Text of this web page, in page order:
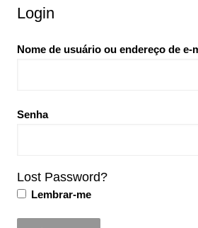
Login
Nome de usuário ou endereço de e-
Senha
Lost Password?
Lembrar-me